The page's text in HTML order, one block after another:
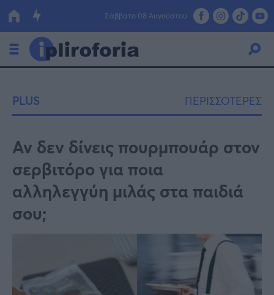
Σάββατο 08 Αυγούστου
Οικονομία
Πολιτική
Τράπεζες
Επιδοτήσεις
ΕΣΠΑ
Κόσμος
Lifestyle
Υγεία
PLUS ΠΕΡΙΣΣΟΤΕΡΕΣ
Αν δεν δίνεις πουρμπουάρ στον
σερβιτόρο για ποια
αλληλεγγύη μιλάς στα παιδιά
σου;